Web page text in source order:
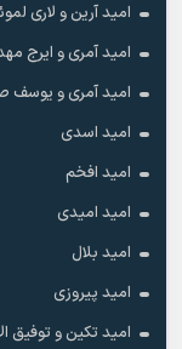
امید آرین و لاری
امید آمری و ایرج
امید آمری و یوسف
امید اسدی
امید افخم
امید امیدی
امید بلال
امید پیروزی
امید تکین و توفیق